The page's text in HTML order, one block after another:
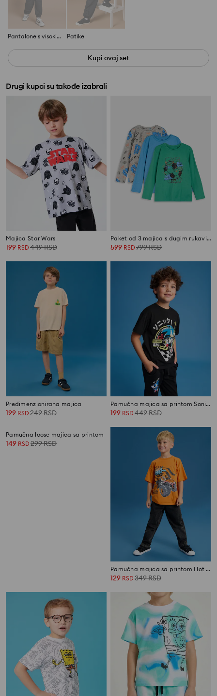
Pantalone s visokim sadržajem pamuka i cargo džepovima Patike
Kupi ovaj set
Drugi kupci su takođe izabrali
Majica Star Wars
199 RSD 449RSD
Paket od 3 majica s dugim rukavima
599 RSD 799RSD
Predimenzionirana majica
199 RSD 249RSD
Pamučna majica sa printom Sonic the Hedgehog
199 RSD 449RSD
Pamučna majica sa printom Hot Wheels
129 RSD 349RSD